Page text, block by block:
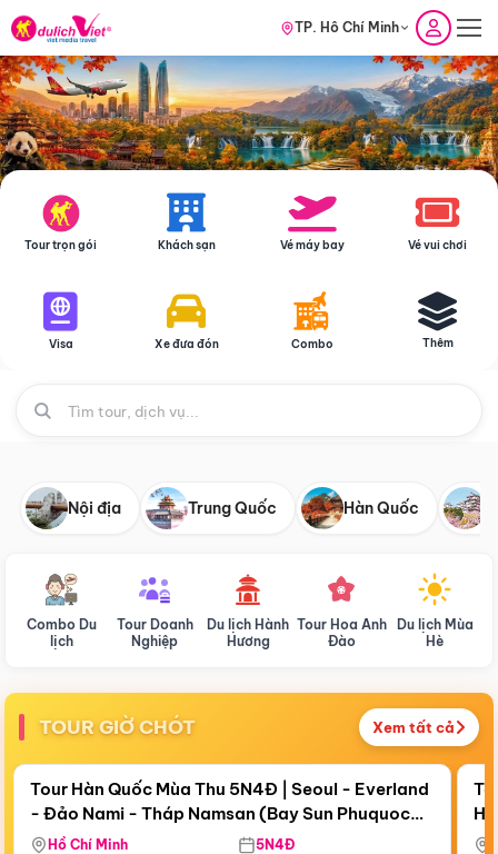
TP. Hồ Chí Minh
Tour trọn gói Khách sạn Vé máy bay Vé vui chơi
Visa Xe đưa đón Combo Thêm
Nội địa Trung Quốc Hàn Quốc
Combo Du
lịch
Tour Doanh
Nghiệp
Du lịch Hành
Hương
Tour Hoa Anh
Đào
Du lịch Mùa
Hè
TOUR GIỜ CHÓT Xem tất cả
Còn18 ngày 14:50:57
Bay Sun Phuquoc Airways
Điểm nổi bật
Tour Hàn Quốc Mùa Thu 5N4Đ | Seoul - Everland
- Đảo Nami - Tháp Namsan (Bay Sun Phuquoc
Airways)
Hồ Chí Minh 5N4Đ